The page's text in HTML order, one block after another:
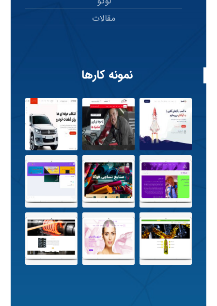
مقالات
نمونه کارها